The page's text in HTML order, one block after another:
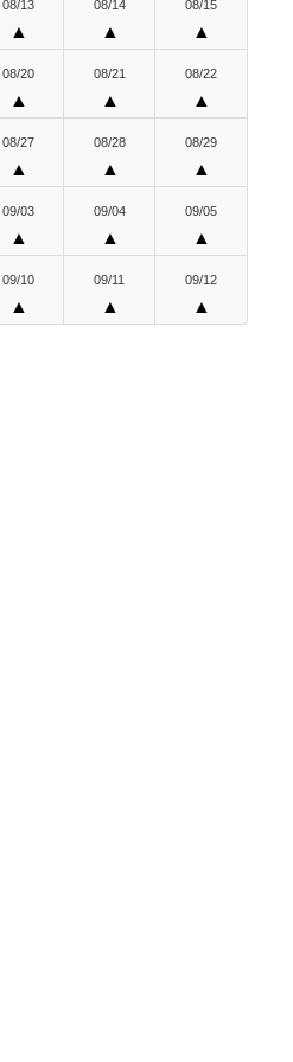
08/13
▲
08/14
▲
08/15
▲
08/20
▲
08/21
▲
08/22
▲
08/27
▲
08/28
▲
08/29
▲
09/03
▲
09/04
▲
09/05
▲
09/10
▲
09/11
▲
09/12
▲